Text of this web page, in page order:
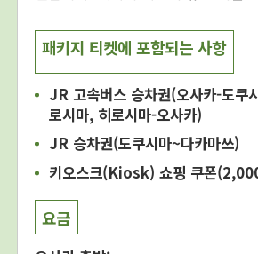
패키지 티켓에 포함되는 사항
JR 고속버스 승차권(오사카-도쿠
로시마, 히로시마-오사카)
JR 승차권(도쿠시마~다카마쓰)
키오스크(Kiosk) 쇼핑 쿠폰
요금